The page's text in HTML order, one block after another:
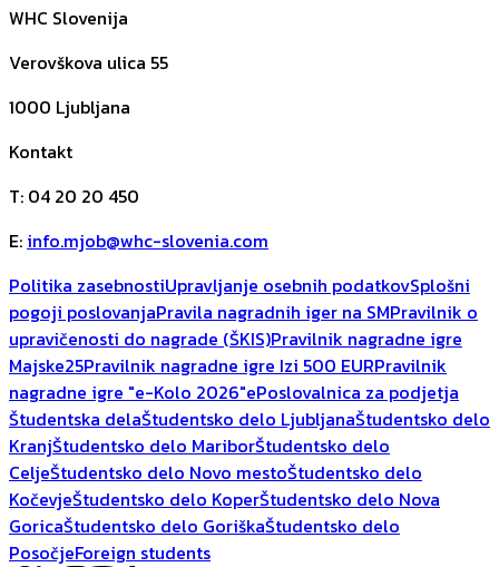
WHC Slovenija
Verovškova ulica 55
1000 Ljubljana
Kontakt
T: 04 20 20 450
E: info.mjob@whc-slovenia.com
Politika zasebnostiUpravljanje osebnih podatkovSplošni
pogoji poslovanjaPravila nagradnih iger na SMPravilnik o
upravičenosti do nagrade (ŠKIS)Pravilnik nagradne igre
Majske25Pravilnik nagradne igre Izi 500 EURPravilnik
nagradne igre "e-Kolo 2026"ePoslovalnica za podjetja
Študentska delaŠtudentsko delo LjubljanaŠtudentsko delo
KranjŠtudentsko delo MariborŠtudentsko delo
CeljeŠtudentsko delo Novo mestoŠtudentsko delo
KočevjeŠtudentsko delo KoperŠtudentsko delo Nova
GoricaŠtudentsko delo GoriškaŠtudentsko delo
PosočjeForeign students